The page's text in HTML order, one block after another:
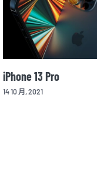
iPhone 13 Pro
14 10 月, 2021